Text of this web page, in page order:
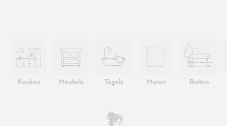
Keuken Meubels Tegels Muren Buiten